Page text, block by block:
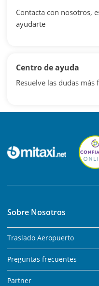
Contacta con nosotros,
ayudarte
Centro de ayuda
Resuelve las dudas más
Sobre Nosotros
Traslado Aeropuerto
Preguntas frecuentes
Partner